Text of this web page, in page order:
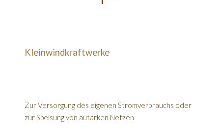
Kleinwindkraftwerke
Zur Versorgung des eigenen Stromverbrauchs oder
zur Speisung von autarken Netzen